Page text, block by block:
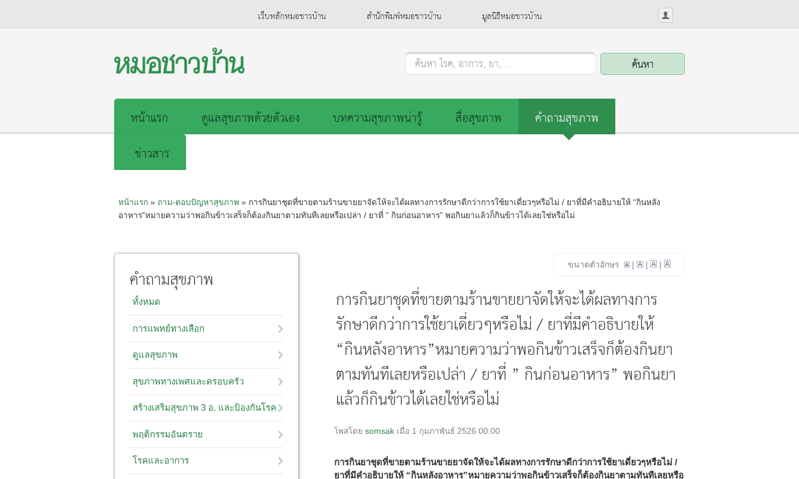
เว็บหลักหมอชาวบ้าน สำนักพิมพ์หมอชาวบ้าน มูลนิธิหมอชาวบ้าน
ค้นหา โรค, อาการ, ยา, ...
หน้าแรก ดูแลสุขภาพด้วยตัวเอง บทความสุขภาพน่ารู้ สื่อสุขภาพ
คำถามสุขภาพ
ข่าวสาร
หน้าแรก» ถาม-ตอบปัญหาสุขภาพ» การกินยาชุดที่ขายตามร้านขายยาจัดให้จะได้ผลทางการรักษาดีกว่าการใช้ยาเดี่ยวๆหรือไม่ / ยาที่มีคำอธิบายให้ “กินหลัง
อาหาร”หมายความว่าพอกินข้าวเสร็จก็ต้องกินยาตามทันทีเลยหรือเปล่า / ยาที่ ” กินก่อนอาหาร” พอกินยาแล้วก็กินข้าวได้เลยใช่หรือไม่
ขนาดตัวอักษร | | |
การกินยาชุดที่ขายตามร้านขายยาจัดให้จะได้ผลทางการ
รักษาดีกว่าการใช้ยาเดี่ยวๆหรือไม่ / ยาที่มีคำอธิบายให้
“กินหลังอาหาร”หมายความว่าพอกินข้าวเสร็จก็ต้องกินยา
ตามทันทีเลยหรือเปล่า / ยาที่ ” กินก่อนอาหาร” พอกินยา
แล้วก็กินข้าวได้เลยใช่หรือไม่
โพสโดย somsak เมื่อ 1 กุมภาพันธ์ 2526 00:00
การกินยาชุดที่ขายตามร้านขายยาจัดให้จะได้ผลทางการรักษาดีกว่าการใช้ยาเดี่ยวๆหรือไม่ /
ยาที่มีคำอธิบายให้ “กินหลังอาหาร”หมายความว่าพอกินข้าวเสร็จก็ต้องกินยาตามทันทีเลยหรือ
คำถามสุขภาพ
ทั้งหมด
การแพทย์ทางเลือก
ดูแลสุขภาพ
สุขภาพทางเพศและครอบครัว
สร้างเสริมสุขภาพ 3 อ. และป้องกันโรค
พฤติกรรมอันตราย
โรคและอาการ